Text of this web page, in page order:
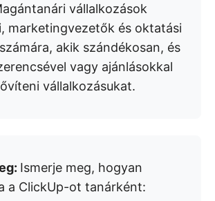
vállalkozások
marketingvezetők és oktatási
akik szándékosan, és
vagy ajánlásokkal
vállalkozásukat.
Ismerje meg, hogyan
a ClickUp-ot tanárként: